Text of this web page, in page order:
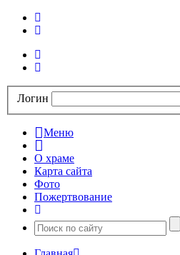
Логин
Меню
О храме
Карта сайта
Фото
Пожертвование